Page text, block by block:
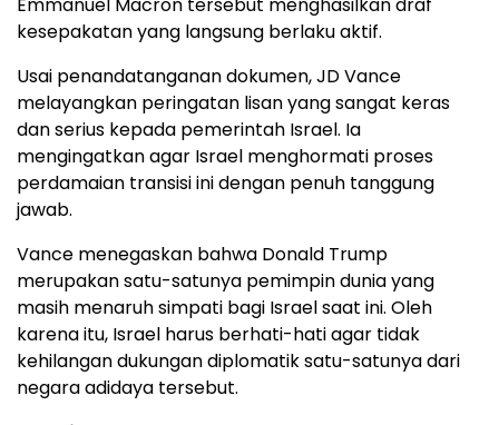
kesepakatan yang langsung berlaku aktif.
Usai penandatanganan dokumen, JD Vance
melayangkan peringatan lisan yang sangat keras
dan serius kepada pemerintah Israel. Ia
mengingatkan agar Israel menghormati proses
perdamaian transisi ini dengan penuh tanggung
jawab.
Vance menegaskan bahwa Donald Trump
merupakan satu-satunya pemimpin dunia yang
masih menaruh simpati bagi Israel saat ini. Oleh
karena itu, Israel harus berhati-hati agar tidak
kehilangan dukungan diplomatik satu-satunya dari
negara adidaya tersebut.